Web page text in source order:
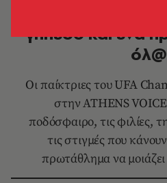
γήπεδο και ένα
Οι παίκτριες του UFA
στην ATHENS VOICE
ποδόσφαιρο, τις φιλίες,
τις στιγμές που
πρωτάθλημα να